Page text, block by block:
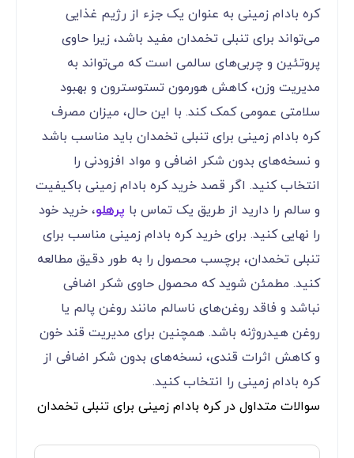
کره بادام زمینی به عنوان یک جزء از رژیم غذایی
می‌تواند برای تنبلی تخمدان مفید باشد، زیرا حاوی
پروتئین و چربی‌های سالمی است که می‌تواند به
مدیریت وزن، کاهش هورمون تستوسترون و بهبود
سلامتی عمومی کمک کند. با این حال، میزان مصرف
کره بادام زمینی برای تنبلی تخمدان باید مناسب باشد
و نسخه‌های بدون شکر اضافی و مواد افزودنی را
انتخاب کنید. اگر قصد خرید کره بادام زمینی باکیفیت
و سالم را دارید از طریق یک تماس با پرهلو، خرید خود
را نهایی کنید. برای خرید کره بادام زمینی مناسب برای
تنبلی تخمدان، برچسب محصول را به طور دقیق مطالعه
کنید. مطمئن شوید که محصول حاوی شکر اضافی
نباشد و فاقد روغن‌های ناسالم مانند روغن پالم یا
روغن هیدروژنه باشد. همچنین برای مدیریت قند خون
و کاهش اثرات قندی، نسخه‌های بدون شکر اضافی از
کره بادام زمینی را انتخاب کنید.
سوالات متداول در کره بادام زمینی برای تنبلی تخمدان